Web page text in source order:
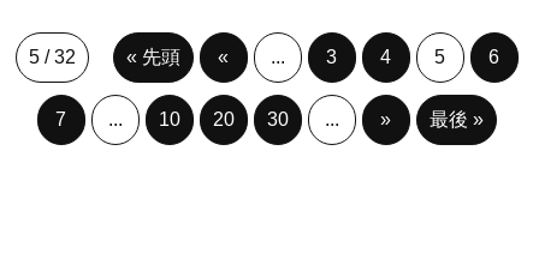
5 / 32 « 先頭 « ... 3 4 5 6
7 ... 10 20 30 ... » 最後 »